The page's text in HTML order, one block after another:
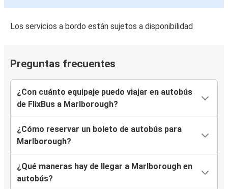
Los servicios a bordo están sujetos a disponibilidad
Preguntas frecuentes
¿Con cuánto equipaje puedo viajar en autobús
de FlixBus a Marlborough?
¿Cómo reservar un boleto de autobús para
Marlborough?
¿Qué maneras hay de llegar a Marlborough en
autobús?